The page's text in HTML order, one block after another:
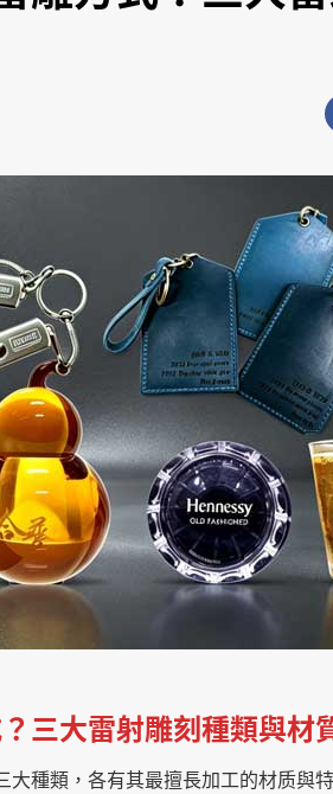
三大雷射雕刻種類與材
種類，各有其最擅長加工的材质與特